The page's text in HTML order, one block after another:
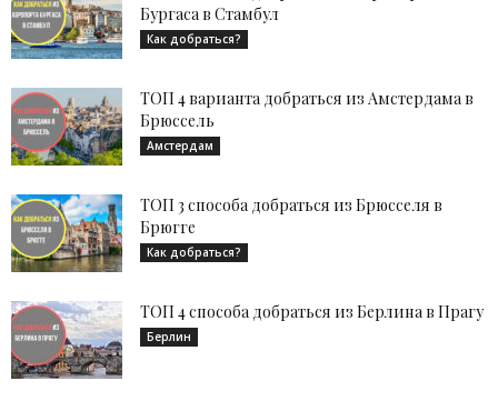
Бургаса в Стамбул
Как добраться?
ТОП 4 варианта добраться из Амстердама в
Брюссель
Амстердам
ТОП 3 способа добраться из Брюсселя в
Брюгге
Как добраться?
ТОП 4 способа добраться из Берлина в Прагу
Берлин